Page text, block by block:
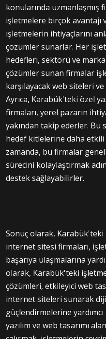
konularında uzmanlaşmış
işletmelere birçok avantajı
işletmelerin ihtiyaçlarını
çözümler sunarlar. Her
hedefleri, sektörü ve
çözümler sunan firmalar
karşılayacak web siteleri
Ayrıca, Karabük'teki özel
firmaları, yerel pazarın
yakından takip ederler. Bu
hedef kitlelerine daha etkili
zamanda, bu firmalar
sürecini kolaylaştırmak
destek sağlayabilirler.
Sonuç olarak, Karabük'teki
internet sitesi firmaları,
başarıya ulaşmalarına
olarak, Karabük'teki
çözümleri, etkileyici web
internet siteleri sunarak
güçlendirmelerine
yazılım ve web tasarımı